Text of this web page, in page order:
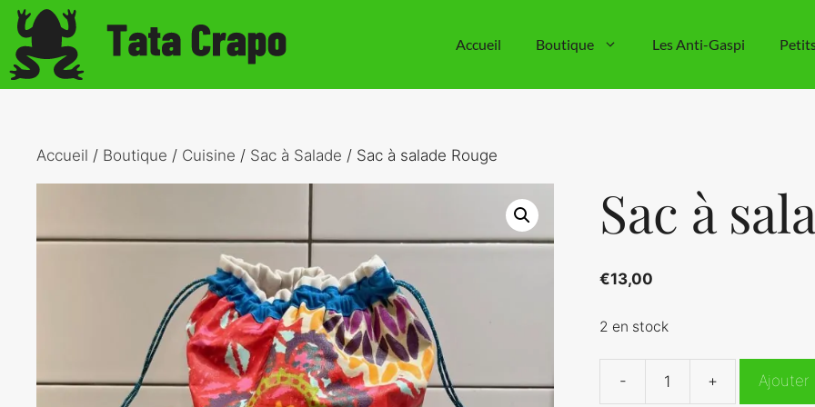
Aller
contenu
Accueil Boutique Les Anti-Gaspi
Accueil / Boutique / Cuisine / Sac à Salade / Sac à salade Rouge
Sac à
€13,00
2 en stock
- + Ajouter